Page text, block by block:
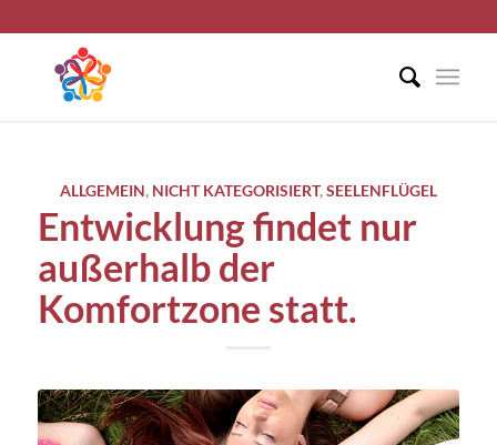
ALLGEMEIN, NICHT KATEGORISIERT,SEELENFLÜGEL
Entwicklung findet nur
außerhalb der
Komfortzone statt.